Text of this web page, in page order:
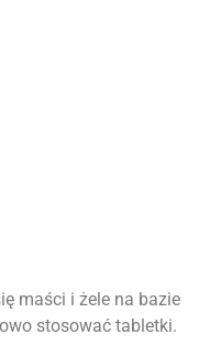
maści i żele na bazie
stosować tabletki.